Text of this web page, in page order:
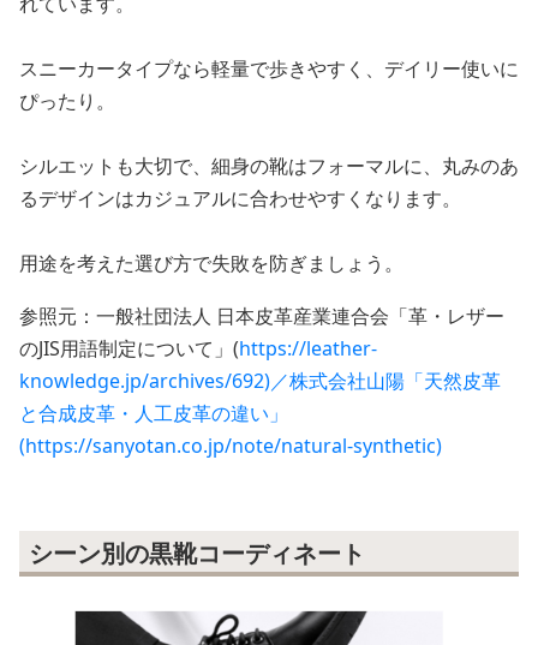
スニーカータイプなら軽量で歩きやすく、デイリー使いに
ぴったり。
シルエットも大切で、細身の靴はフォーマルに、丸みのあ
るデザインはカジュアルに合わせやすくなります。
用途を考えた選び方で失敗を防ぎましょう。
参照元：一般社団法人 日本皮革産業連合会「革・レザー
のJIS用語制定について」(https://leather-
knowledge.jp/archives/692)／株式会社山陽「天然皮革
と合成皮革・人工皮革の違い」
(https://sanyotan.co.jp/note/natural-synthetic)
シーン別の黒靴コーディネート